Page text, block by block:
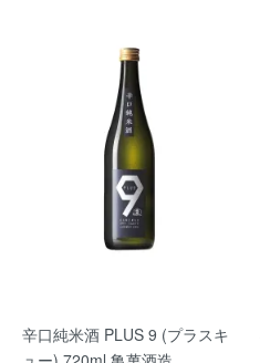
辛口純米酒 PLUS 9 (プラスキ